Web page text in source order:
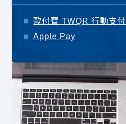
歐付寶 TWQR 行動支付
Apple Pay